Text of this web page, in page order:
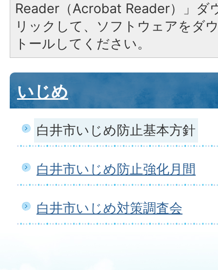
Reader（Acrobat Reader）」ダ
リックして、ソフトウェアをダ
トールしてください。
いじめ
白井市いじめ防止基本方針
白井市いじめ防止強化月間
白井市いじめ対策調査会